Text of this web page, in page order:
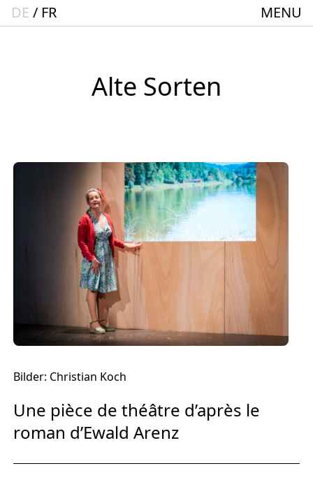
DE FR MENU
Startseite
ACTO – Städte und Gemeindebund-Theater
Theaterclub für Senior:innen + 60
Geschichte
Theater BAden ALsace Spielstätte im
Europäischen Forum am Rhein
ALsace
Services
Alte Sorten
Bilder: Christian Koch
Une pièce de théâtre d’après le
roman d’Ewald Arenz